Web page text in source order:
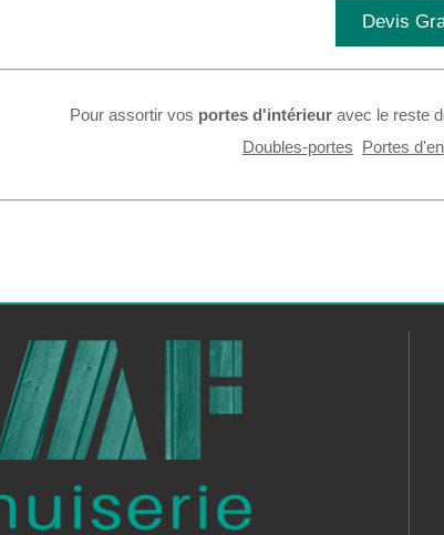
Devis
Pour assortir vos portes d'intérieuravec le reste
Doubles-portes Portes